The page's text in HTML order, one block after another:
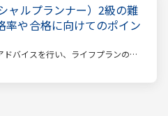
ャルプランナー）2級の難
率や合格に向けてのポイン
バイスを行い、ライフプランの設
ンナー。